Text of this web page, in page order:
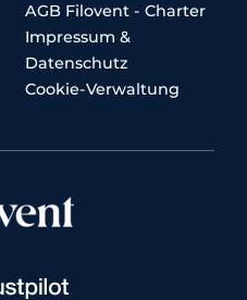
AGB Filovent - Charter
Impressum &
Datenschutz
Cookie-Verwaltung